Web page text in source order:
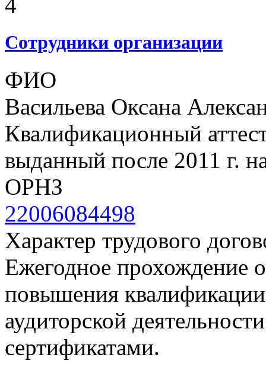
4
Сотрудники организации
ФИО
Васильева Оксана
Квалификационный
выданный после 2011 г.
ОРНЗ
22006084498
Характер трудового
Ежегодное прохождение
повышения
аудиторской
сертификатами.